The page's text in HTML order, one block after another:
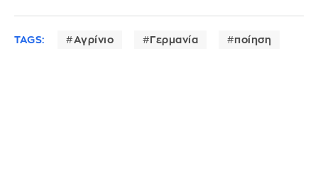
TAGS: Αγρίνιο Γερμανία ποίηση